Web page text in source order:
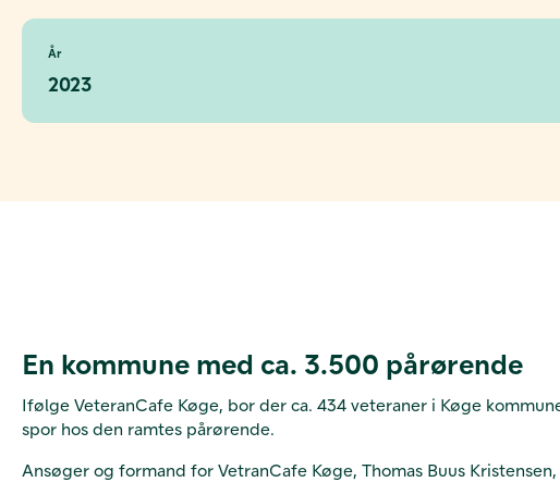
År
2023
En kommune med ca. 3.500 pårørende
Ifølge VeteranCafe Køge, bor der ca. 434 veteraner i Køge
spor hos den ramtes pårørende.
Ansøger og formand for VetranCafe Køge, Thomas Buus